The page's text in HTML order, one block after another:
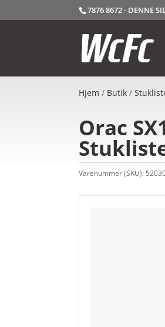
7876 8672 - DENNE
Hjem / Butik /
Orac
Varenummer (SKU):